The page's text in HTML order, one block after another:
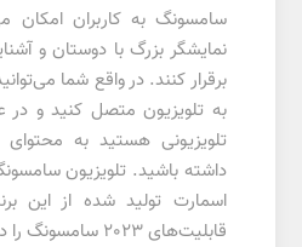
سامسونگ به کاربران امکان
نمایشگر بزرگ با دوستان و
برقرار کنند. در واقع شما
به تلویزیون متصل کنید و در
تلویزیونی هستید به
اسمارت تولید شده از این
قابلیت‌های 2023 سامسونگ را در اختیار گرفته است.